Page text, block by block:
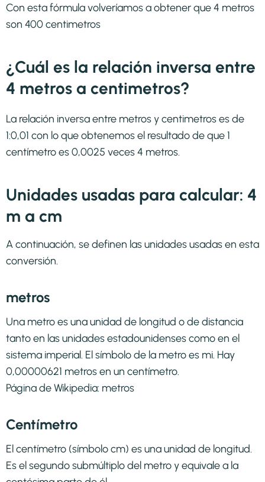
Con esta fórmula volveríamos a obtener que 4 metros
son 400 centimetros
¿Cuál es la relación inversa entre
4 metros a centimetros?
La relación inversa entre metros y centimetros es de
1:0,01 con lo que obtenemos el resultado de que 1
centímetro es 0,0025 veces 4 metros.
Unidades usadas para calcular: 4
m a cm
A continuación, se definen las unidades usadas en esta
conversión.
metros
Una metro es una unidad de longitud o de distancia
tanto en las unidades estadounidenses como en el
sistema imperial. El símbolo de la metro es mi. Hay
0,00000621 metros en un centímetro.
Página de Wikipedia: metros
Centímetro
El centímetro (símbolo cm) es una unidad de longitud.
Es el segundo submúltiplo del metro y equivale a la